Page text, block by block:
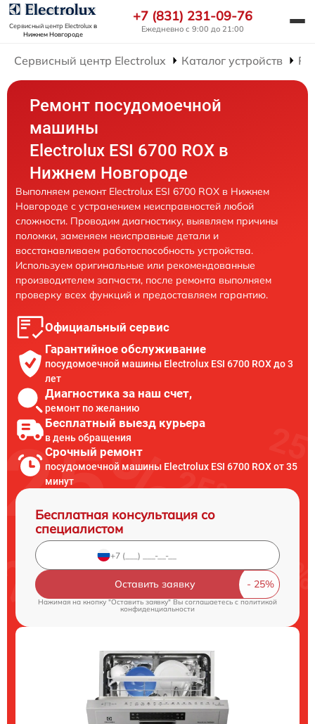
Сервисный центр Electroluxв
Нижнем Новгороде
+7 (831) 231-09-76
Ежедневно с 9:00 до 21:00
Сервисный центр Electrolux Каталог устройств
Ремонт посудомоечной
машины
Electrolux ESI 6700 ROX в
Нижнем Новгороде
Выполняем ремонт Electrolux ESI 6700 ROX в Нижнем
Новгороде с устранением неисправностей любой
сложности. Проводим диагностику, выявляем причины
поломки, заменяем неисправные детали и
восстанавливаем работоспособность устройства.
Используем оригинальные или рекомендованные
производителем запчасти, после ремонта выполняем
проверку всех функций и предоставляем гарантию.
Официальный сервис
Гарантийное обслуживание
посудомоечной машины Electrolux ESI 6700 ROX до 3
лет
Диагностика за наш счет,
ремонт по желанию
Бесплатный выезд курьера
в день обращения
Срочный ремонт
посудомоечной машины Electrolux ESI 6700 ROX от 35
минут
Бесплатная консультация со
специалистом
Оставить заявку
Нажимая на кнопку "Оставить заявку" Вы соглашаетесь c политикой
конфиденциальности